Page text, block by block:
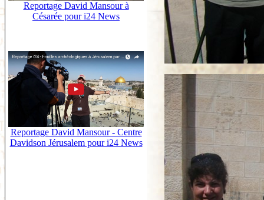
Reportage David Mansour à
Césarée pour i24 News
Reportage David Mansour - Centre
Davidson Jérusalem pour i24 News